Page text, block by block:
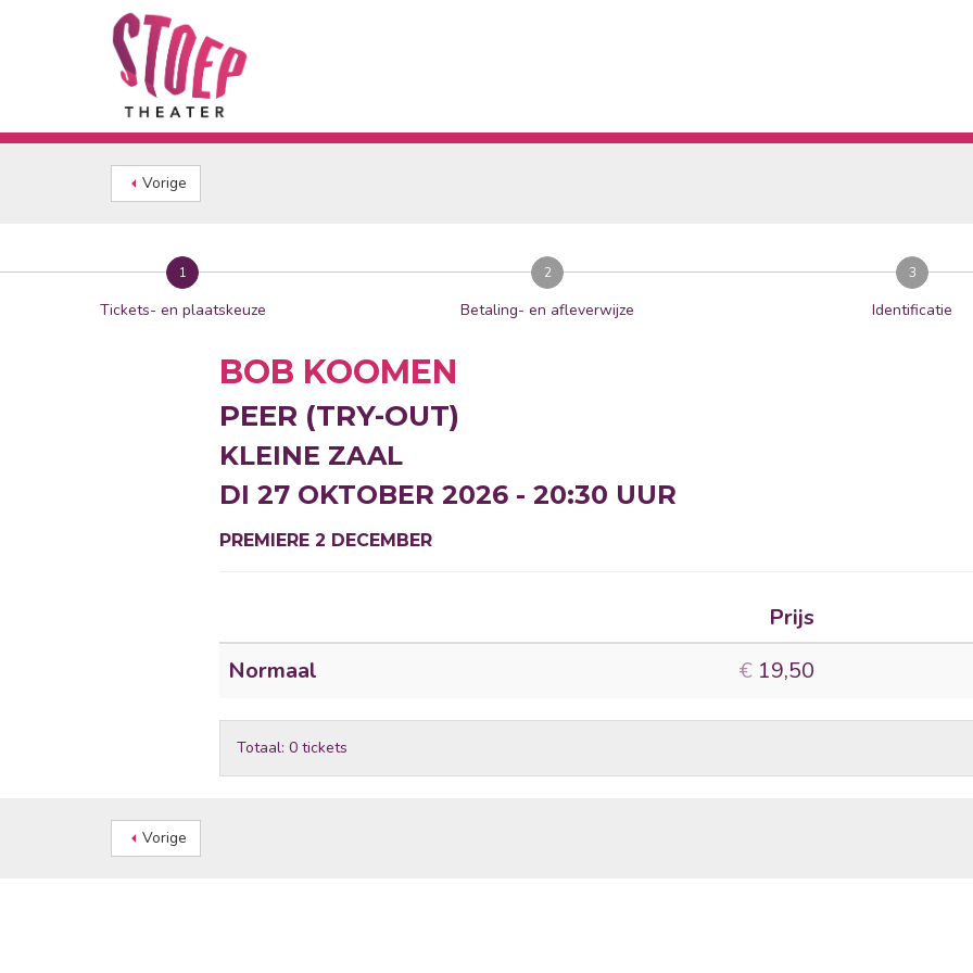
Vorige
1
Tickets- en plaatskeuze
2
Betaling- en afleverwijze
3
Identificatie
BOB KOOMEN
PEER (TRY-OUT)
KLEINE ZAAL
DI 27 OKTOBER 2026 - 20:30 UUR
PREMIERE 2 DECEMBER
Prijs
Normaal € 19,50
Totaal: 0 tickets
Vorige